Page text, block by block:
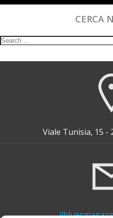
CERCA
Search
Viale Tunisia, 15 -